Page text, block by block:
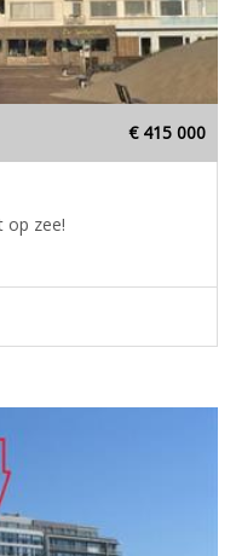
€ 415 000
op zee!